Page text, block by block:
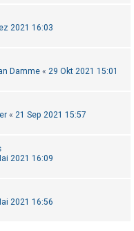
2021 16:03
Damme « 29 Okt 2021 15:01
« 21 Sep 2021 15:57
2021 16:09
2021 16:56